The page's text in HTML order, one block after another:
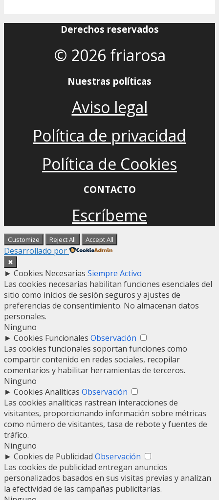
Derechos reservados
© 2026 friarosa
Nuestras políticas
Aviso legal
Política de privacidad
Política de Cookies
CONTACTO
Escríbeme
Customize Reject All Accept All
Desarrollado por
✖
► Cookies Necesarias Siempre Activo
Las cookies necesarias habilitan funciones esenciales del
sitio como inicios de sesión seguros y ajustes de
preferencias de consentimiento. No almacenan datos
personales.
Ninguno
► Cookies Funcionales Observación
Las cookies funcionales soportan funciones como
compartir contenido en redes sociales, recopilar
comentarios y habilitar herramientas de terceros.
Ninguno
► Cookies Analíticas Observación
Las cookies analíticas rastrean interacciones de
visitantes, proporcionando información sobre métricas
como número de visitantes, tasa de rebote y fuentes de
tráfico.
Ninguno
► Cookies de Publicidad Observación
Las cookies de publicidad entregan anuncios
personalizados basados en sus visitas previas y analizan
la efectividad de las campañas publicitarias.